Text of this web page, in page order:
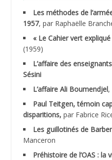
ABNOUN Salah
ACHACHE M.*
ACHLAF Ali
ADALMI
ADANE Ramdane *
ADDAD
Les méthodes de
1957, par Raphaëlle
« Le Cahier vert
(1959)
L’affaire des
Sésini
L’affaire Ali Boumendjel,
Paul Teitgen, témoin
disparitions, par Fabrice
Les guillotinés de
Manceron
Préhistoire de l’OAS : la